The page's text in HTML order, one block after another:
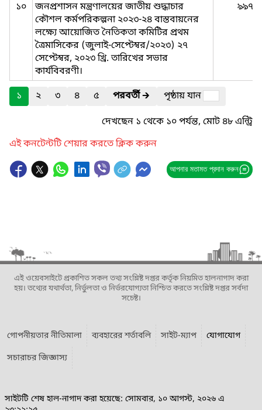
১০
জনপ্রশাসন মন্ত্রণালয়ের জাতীয় শুদ্ধাচার
কৌশল কর্মপরিকল্পনা ২০২৩-২৪ বাস্তবায়নের
লক্ষ্যে আয়োজিত নৈতিকতা কমিটির প্রথম
ত্রৈমাসিকের (জুলাই-সেপ্টেম্বর/২০২৩) ২৭
সেপ্টেম্বর, ২০২৩ খ্রি. তারিখের সভার
কার্যবিবরণী।
৯৯৭
১ ২ ৩ ৪ ৫ পরবর্তী🡲
পৃষ্ঠায় যান
দেখছেন ১ থেকে ১০ পর্যন্ত, মোট ৪৮ এন্ট্রি
এই কনটেন্টটি শেয়ার করতে ক্লিক করুন
আপনার মতামত প্রদান করুন
এই ওয়েবসাইটে প্রকাশিত সকল তথ্য সংশ্লিষ্ট দপ্তর কর্তৃক নিয়মিত হালনাগাদ করা
হয়। তথ্যের যথার্থতা, নির্ভুলতা ও নির্ভরযোগ্যতা নিশ্চিত করতে সংশ্লিষ্ট দপ্তর সর্বদা
সচেষ্ট।
গোপনীয়তার নীতিমালা ব্যবহারের শর্তাবলি সাইট-ম্যাপ
যোগাযোগ
সচারাচর জিজ্ঞাস্য
সাইটটি শেষ হাল-নাগাদ করা হয়েছে: সোমবার, ১০ আগস্ট, ২০২৬ এ